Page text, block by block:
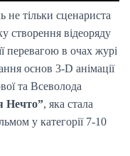
не тільки сценариста
створення відеоряду
перевагою в очах журі
основ 3-D анімації
та Всеволода
Нечто”, яка стала
у категорії 7-10